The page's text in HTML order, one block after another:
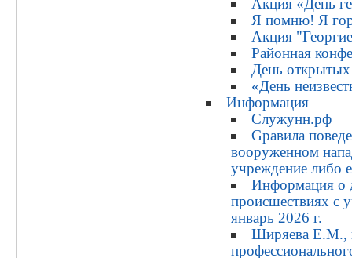
Акция «День
Я помню! Я
Акция
Районная
День
«День
Информация
Служунн.рф
Gравила
вооруженном
учреждение либо
Информация о
происшествиях с
январь 2026 г.
Ширяева Е.М.,